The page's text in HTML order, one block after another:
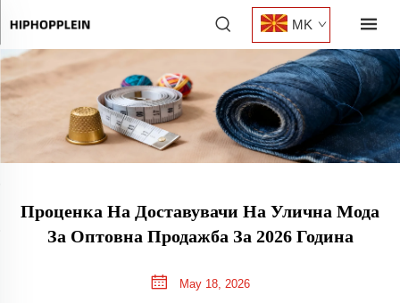
MK
Проценка На Доставувачи На Улична Мода
За Оптовна Продажба За 2026 Година
May 18, 2026